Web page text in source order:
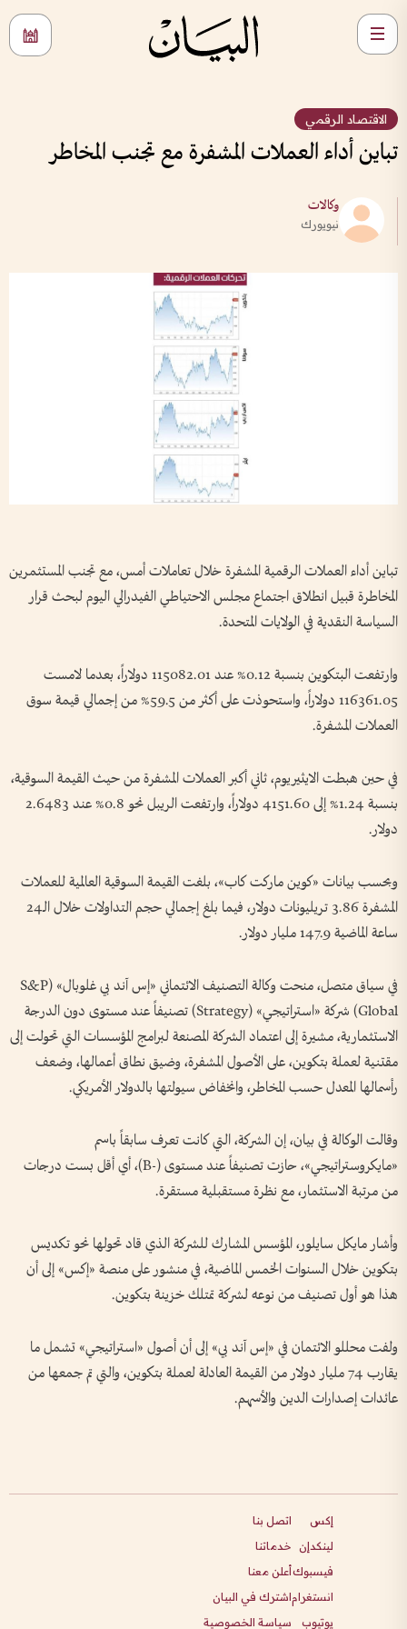
الاقتصاد الرقمي
تباين أداء العملات المشفرة مع تجنب المخاطر
وكالات
نيويورك
تباين أداء العملات الرقمية المشفرة خلال تعاملات أمس، مع تجنب المستثمرين
المخاطرة قبيل انطلاق اجتماع مجلس الاحتياطي الفيدرالي اليوم لبحث قرار
السياسة النقدية في الولايات المتحدة.
وارتفعت البتكوين بنسبة 0.12% عند 115082.01 دولاراً، بعدما لامست
116361.05 دولاراً، واستحوذت على أكثر من 59.5% من إجمالي قيمة سوق
العملات المشفرة.
في حين هبطت الايثيريوم، ثاني أكبر العملات المشفرة من حيث القيمة السوقية،
بنسبة 1.24% إلى 4151.60 دولاراً، وارتفعت الريبل نحو 0.8% عند 2.6483
دولار.
وبحسب بيانات «كوين ماركت كاب»، بلغت القيمة السوقية العالمية للعملات
المشفرة 3.86 تريليونات دولار، فيما بلغ إجمالي حجم التداولات خلال الـ24
ساعة الماضية 147.9 مليار دولار.
في سياق متصل، منحت وكالة التصنيف الائتماني «إس آند بي غلوبال» (S&P
Global) شركة «استراتيجي» (Strategy) تصنيفاً عند مستوى دون الدرجة
الاستثمارية، مشيرة إلى اعتماد الشركة المصنعة لبرامج المؤسسات التي تحولت إلى
مقتنية لعملة بتكوين، على الأصول المشفرة، وضيق نطاق أعمالها، وضعف
رأسمالها المعدل حسب المخاطر، وانخفاض سيولتها بالدولار الأمريكي.
وقالت الوكالة في بيان، إن الشركة، التي كانت تعرف سابقاً باسم
«مايكروستراتيجي»، حازت تصنيفاً عند مستوى (-B)، أي أقل بست درجات
من مرتبة الاستثمار، مع نظرة مستقبلية مستقرة.
وأشار مايكل سايلور، المؤسس المشارك للشركة الذي قاد تحولها نحو تكديس
بتكوين خلال السنوات الخمس الماضية، في منشور على منصة «إكس» إلى أن
هذا هو أول تصنيف من نوعه لشركة تمتلك خزينة بتكوين.
ولفت محللو الائتمان في «إس آند بي» إلى أن أصول «استراتيجي» تشمل ما
يقارب 74 مليار دولار من القيمة العادلة لعملة بتكوين، والتي تم جمعها من
عائدات إصدارات الدين والأسهم.
إكس
لينكدإن
فيسبوك
انستغرام
يوتيوب
اتصل بنا
خدماتنا
أعلن معنا
اشترك في البيان
سياسة الخصوصية